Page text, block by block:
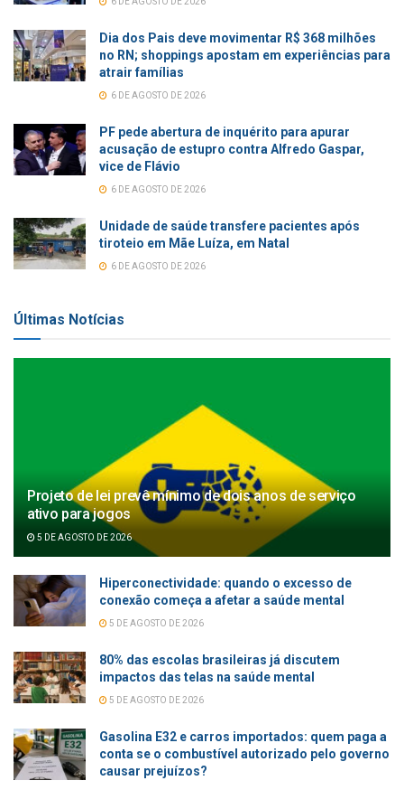
Dia dos Pais deve movimentar R$ 368 milhões
no RN; shoppings apostam em experiências para
atrair famílias
6 DE AGOSTO DE 2026
PF pede abertura de inquérito para apurar
acusação de estupro contra Alfredo Gaspar,
vice de Flávio
6 DE AGOSTO DE 2026
Unidade de saúde transfere pacientes após
tiroteio em Mãe Luíza, em Natal
6 DE AGOSTO DE 2026
Últimas Notícias
Projeto de lei prevê mínimo de dois anos de serviço
ativo para jogos
5 DE AGOSTO DE 2026
Hiperconectividade: quando o excesso de
conexão começa a afetar a saúde mental
5 DE AGOSTO DE 2026
80% das escolas brasileiras já discutem
impactos das telas na saúde mental
5 DE AGOSTO DE 2026
Gasolina E32 e carros importados: quem paga a
conta se o combustível autorizado pelo governo
causar prejuízos?